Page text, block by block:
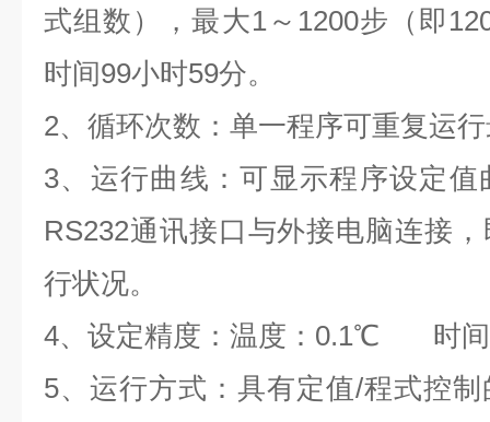
式组数），最大1～1200步（即
时间99小时59分。
2、循环次数：单一程序可重复运
3、运行曲线：可显示程序设定
RS232通讯接口与外接电脑连接
行状况。
4、设定精度：温度：0.1℃ 时间
5、运行方式：具有定值/程式控